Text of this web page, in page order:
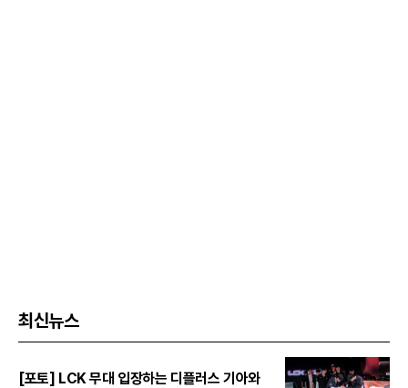
최신뉴스
[포토] LCK 무대 입장하는 디플러스 기아와